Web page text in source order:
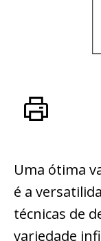
Uma ótima
é a
técnicas de
variedade